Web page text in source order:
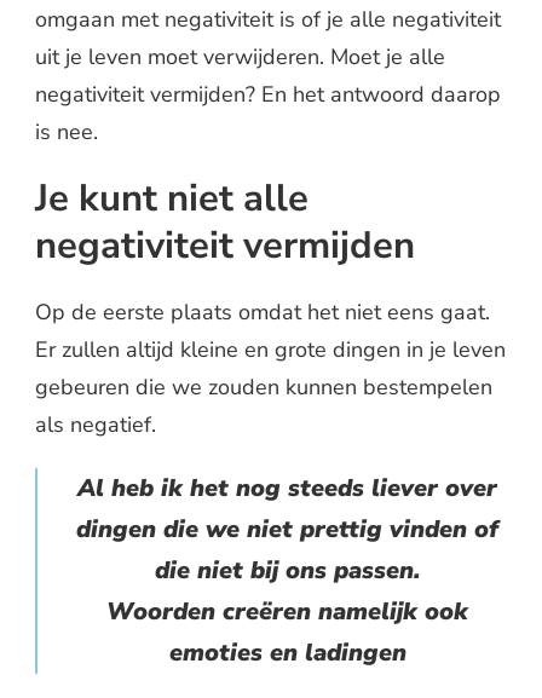
omgaan met negativiteit is of je alle negativiteit
uit je leven moet verwijderen. Moet je alle
negativiteit vermijden? En het antwoord daarop
is nee.
Je kunt niet alle
negativiteit vermijden
Op de eerste plaats omdat het niet eens gaat.
Er zullen altijd kleine en grote dingen in je leven
gebeuren die we zouden kunnen bestempelen
als negatief.
Al heb ik het nog steeds liever over
dingen die we niet prettig vinden of
die niet bij ons passen.
Woorden creëren namelijk ook
emoties en ladingen